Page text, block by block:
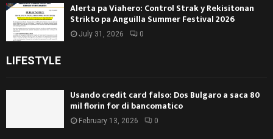
Alerta pa Viahero: Control Strak y Rekisitonan
Strikto pa Anguilla Summer Festival 2026
July 31, 2026 0
LIFESTYLE
Usando credit card falso: Dos Bulgaro a saca 80
mil florin for di bancomatico
February 13, 2026 0